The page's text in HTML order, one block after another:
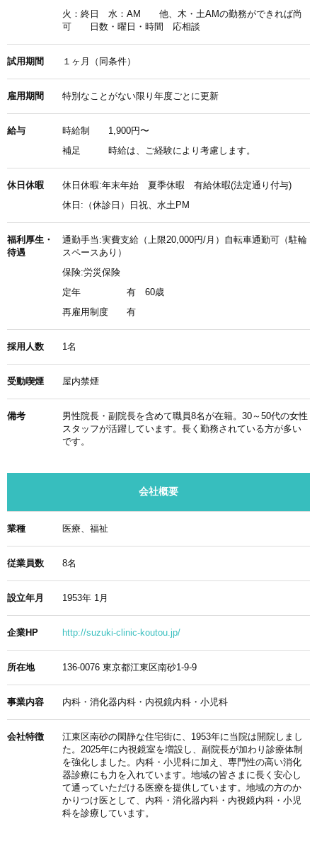
火：終日 水：AM 他、木・土AMの勤務ができれば尚
可 日数・曜日・時間 応相談
試用期間 １ヶ月（同条件）
雇用期間 特別なことがない限り年度ごとに更新
給与 時給制
1,900円〜
補足
時給は、ご経験により考慮します。
休日休暇
休日休暇:年末年始 夏季休暇 有給休暇(法定通り付与)
休日:（休診日）日祝、水土PM
福利厚生・
待遇
通勤手当:実費支給（上限20,000円/月）自転車通勤可（駐輪
スペースあり）
保険:労災保険
定年
有 60歳
再雇用制度
有
採用人数 1名
受動喫煙 屋内禁煙
備考
男性院長・副院長を含めて職員8名が在籍。30～50代の女性
スタッフが活躍しています。長く勤務されている方が多い
です。
会社概要
業種 医療、福祉
従業員数 8名
設立年月 1953年 1月
企業HP http://suzuki-clinic-koutou.jp/
所在地 136-0076 東京都江東区南砂1-9-9
事業内容 内科・消化器内科・内視鏡内科・小児科
会社特徴
江東区南砂の閑静な住宅街に、1953年に当院は開院しまし
た。2025年に内視鏡室を増設し、副院長が加わり診療体制
を強化しました。内科・小児科に加え、専門性の高い消化
器診療にも力を入れています。地域の皆さまに長く安心し
て通っていただける医療を提供しています。地域の方のか
かりつけ医として、内科・消化器内科・内視鏡内科・小児
科を診療しています。